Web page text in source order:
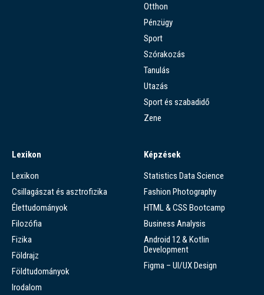
Otthon
Pénzügy
Sport
Szórakozás
Tanulás
Utazás
Sport és szabadidő
Zene
Lexikon
Lexikon
Csillagászat és asztrofizika
Élettudományok
Filozófia
Fizika
Földrajz
Földtudományok
Irodalom
Képzések
Statistics Data Science
Fashion Photography
HTML & CSS Bootcamp
Business Analysis
Android 12 & Kotlin
Development
Figma – UI/UX Design